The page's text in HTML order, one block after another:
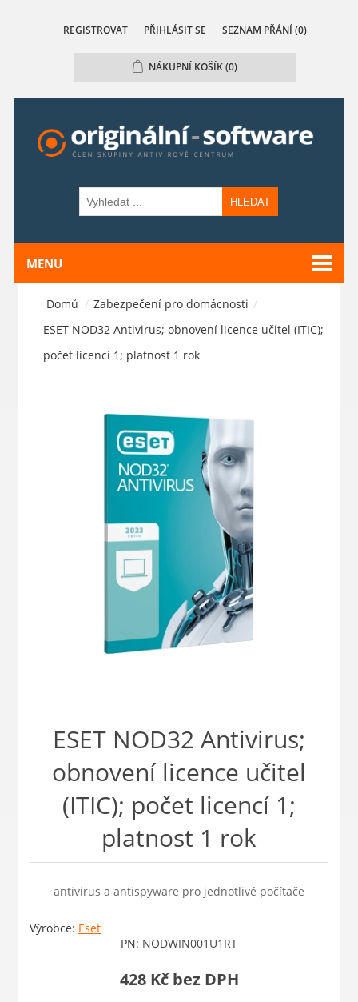
REGISTROVAT PŘIHLÁSIT SE SEZNAM PŘÁNÍ (0)
NÁKUPNÍ KOŠÍK(0)
HLEDAT
MENU
Domů / Zabezpečení pro domácnosti /
ESET NOD32 Antivirus; obnovení licence učitel (ITIC);
počet licencí 1; platnost 1 rok
ESET NOD32 Antivirus;
obnovení licence učitel
(ITIC); počet licencí 1;
platnost 1 rok
antivirus a antispyware pro jednotlivé počítače
Výrobce: Eset
PN: NODWIN001U1RT
428 Kč bez DPH